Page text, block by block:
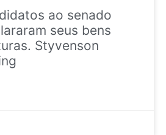
ao senado
seus bens
Styvenson